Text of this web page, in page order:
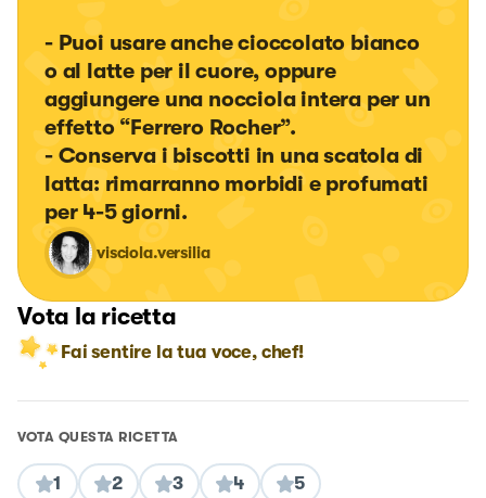
- Puoi usare anche cioccolato bianco
o al latte per il cuore, oppure
aggiungere una nocciola intera per un
effetto “Ferrero Rocher”.
- Conserva i biscotti in una scatola di
latta: rimarranno morbidi e profumati
per 4-5 giorni.
visciola.versilia
Vota la ricetta
Fai sentire la tua voce, chef!
VOTA QUESTA RICETTA
1 2 3 4 5